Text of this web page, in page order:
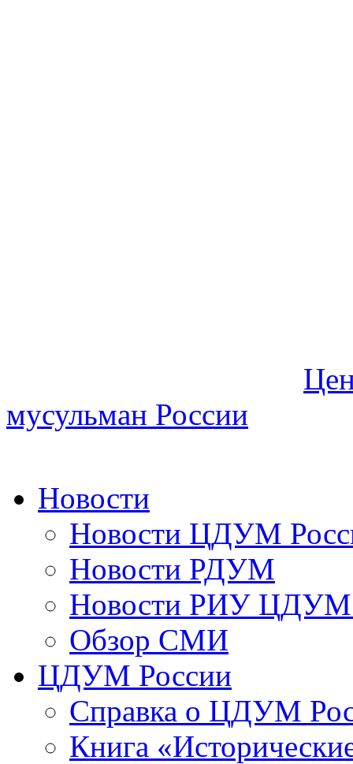
мусульман России
Новости
Новости ЦДУМ
Новости РДУМ
Новости РИУ ЦДУМ
Обзор СМИ
ЦДУМ России
Справка о ЦДУМ
Книга